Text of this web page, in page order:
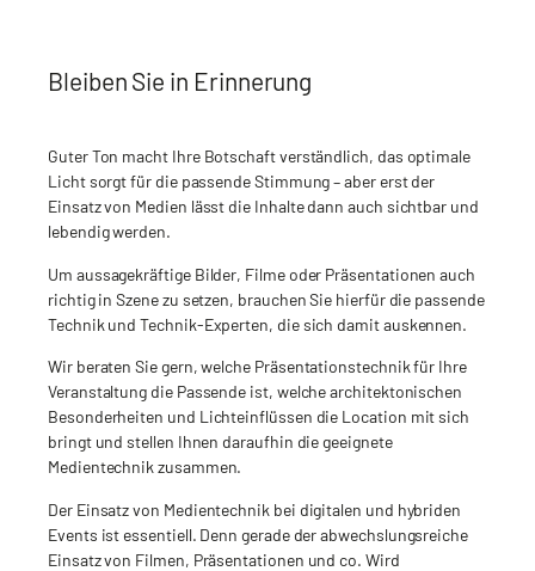
Bleiben Sie in Erinnerung
Guter Ton macht Ihre Botschaft verständlich, das optimale
Licht sorgt für die passende Stimmung – aber erst der
Einsatz von Medien lässt die Inhalte dann auch sichtbar und
lebendig werden.
Um aussagekräftige Bilder, Filme oder Präsentationen auch
richtig in Szene zu setzen, brauchen Sie hierfür die passende
Technik und Technik-Experten, die sich damit auskennen.
Wir beraten Sie gern, welche Präsentationstechnik für Ihre
Veranstaltung die Passende ist, welche architektonischen
Besonderheiten und Lichteinflüssen die Location mit sich
bringt und stellen Ihnen daraufhin die geeignete
Medientechnik zusammen.
Der Einsatz von Medientechnik bei digitalen und hybriden
Events ist essentiell. Denn gerade der abwechslungsreiche
Einsatz von Filmen, Präsentationen und co. Wird